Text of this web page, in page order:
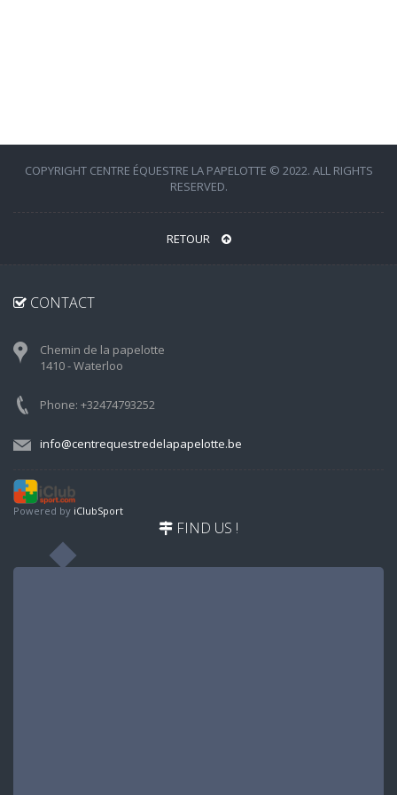
COPYRIGHT CENTRE ÉQUESTRE LA PAPELOTTE © 2022. ALL RIGHTS
RESERVED.
RETOUR
CONTACT
Chemin de la papelotte
1410 - Waterloo
Phone: +32474793252
info@centrequestredelapapelotte.be
Powered by iClubSport
FIND US !